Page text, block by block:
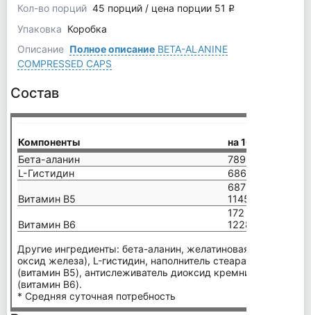
Кол-во порций 45 порций / цена порции 51 q
Упаковка Коробка
Описание Полное описаниеBETA-ALANINE
COMPRESSED CAPS
Состав
Компоненты на 100 г
Бета-аланин
78984 мг
L-Гистидин
6868 мг
Витамин В5
687 мг =
11450% *
Витамин В6
172 мг =
12286% *
Другие ингредиенты: бета-аланин, желатиновая капсула
оксид железа), L-гистидин, наполнитель стеарат магния, D-
(витамин B5), антислеживатель диоксид кремния,
(витамин B6).
* Средняя суточная потребность